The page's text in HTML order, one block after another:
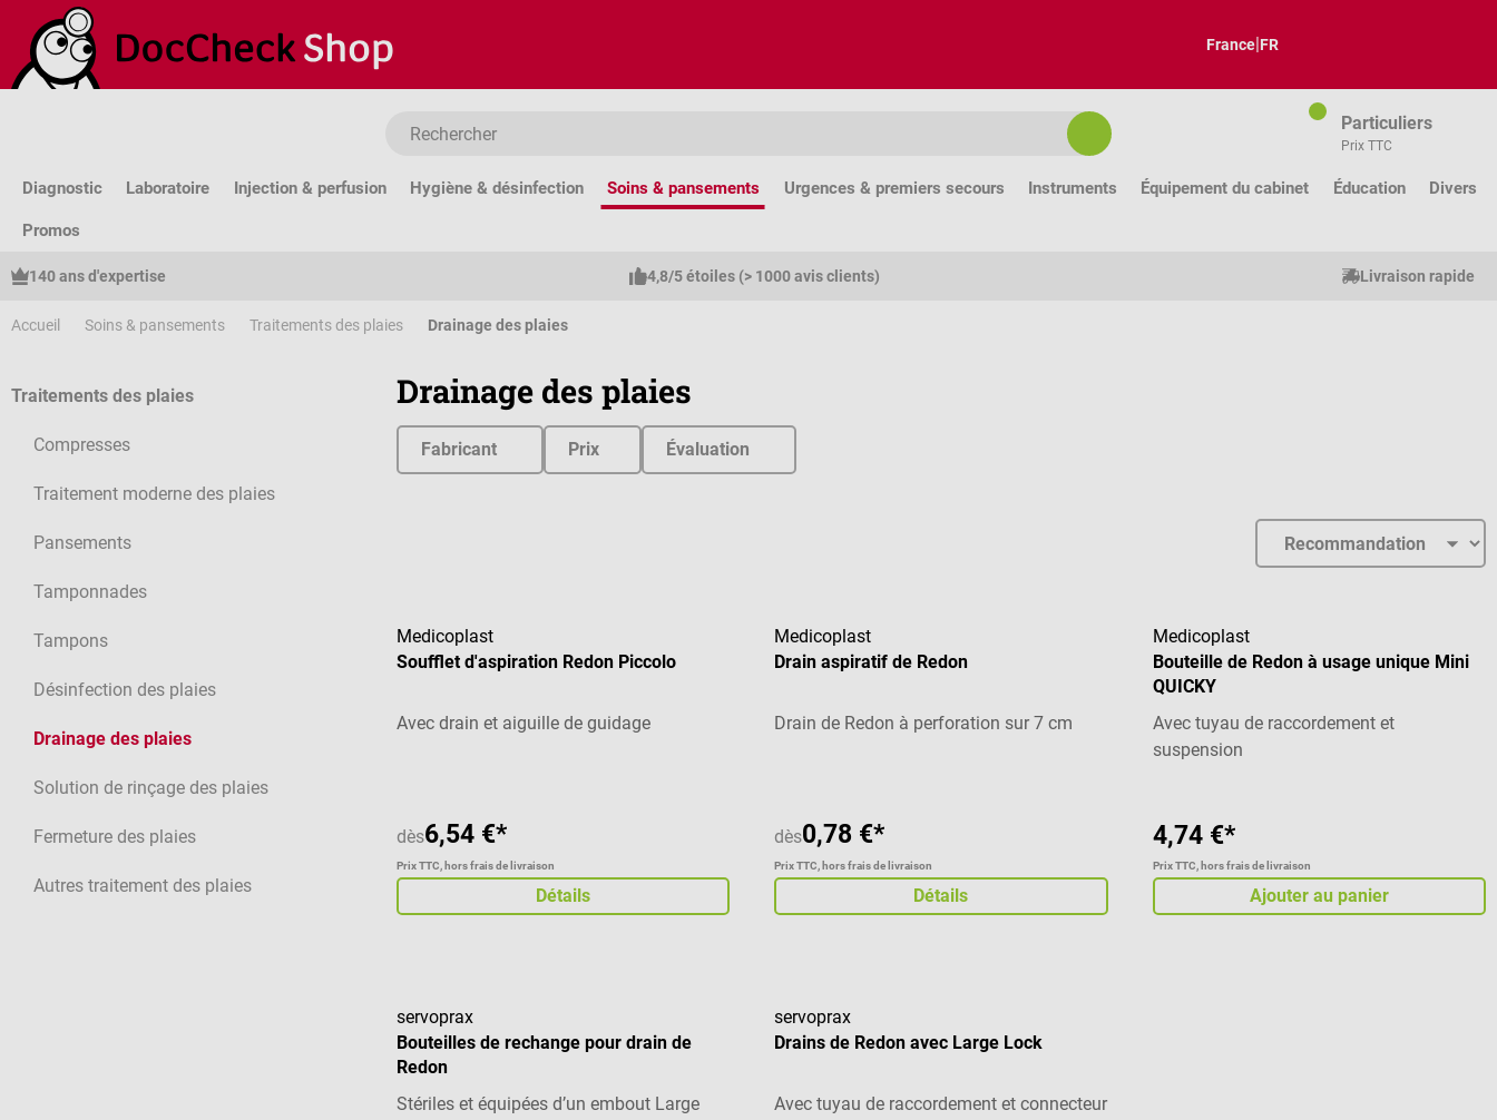
au contenu principal
Passer à la recherche
Passer à la navigation principale
France|FR
Particuliers
Prix TTC
Diagnostic Laboratoire Injection & perfusion Hygiène & désinfection Soins & pansements Urgences & premiers secours Instruments Équipement du cabinet Éducation Divers
Promos
140 ans d'expertise 4,8/5 étoiles (> 1000 avis clients) Livraison rapide
Accueil Soins & pansements Traitements des plaies Drainage des plaies
Traitements des plaies
Compresses
Traitement moderne des plaies
Pansements
Tamponnades
Tampons
Désinfection des plaies
Drainage des plaies
Solution de rinçage des plaies
Fermeture des plaies
Autres traitement des plaies
Drainage des plaies
Fabricant Prix Évaluation
Medicoplast
Soufflet d'aspiration Redon Piccolo
Avec drain et aiguille de guidage
dès6,54 €*
Prix TTC, hors frais de livraison
Détails
Medicoplast
Drain aspiratif de Redon
Drain de Redon à perforation sur 7 cm
dès0,78 €*
Prix TTC, hors frais de livraison
Détails
Medicoplast
Bouteille de Redon à usage unique Mini
QUICKY
Avec tuyau de raccordement et
suspension
4,74 €*
Prix TTC, hors frais de livraison
Ajouter au panier
servoprax
Bouteilles de rechange pour drain de
Redon
Stériles et équipées d’un embout Large
servoprax
Drains de Redon avec Large Lock
Avec tuyau de raccordement et connecteur